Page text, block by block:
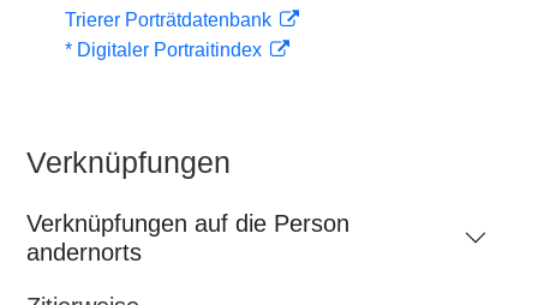
Trierer Porträtdatenbank
* Digitaler Portraitindex
Verknüpfungen
Verknüpfungen auf die Person
andernorts